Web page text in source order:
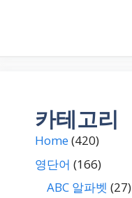
카테고리
Home(420)
영단어 (166)
ABC 알파벳 (27)